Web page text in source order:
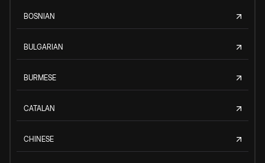
BOSNIAN
BULGARIAN
BURMESE
CATALAN
CHINESE